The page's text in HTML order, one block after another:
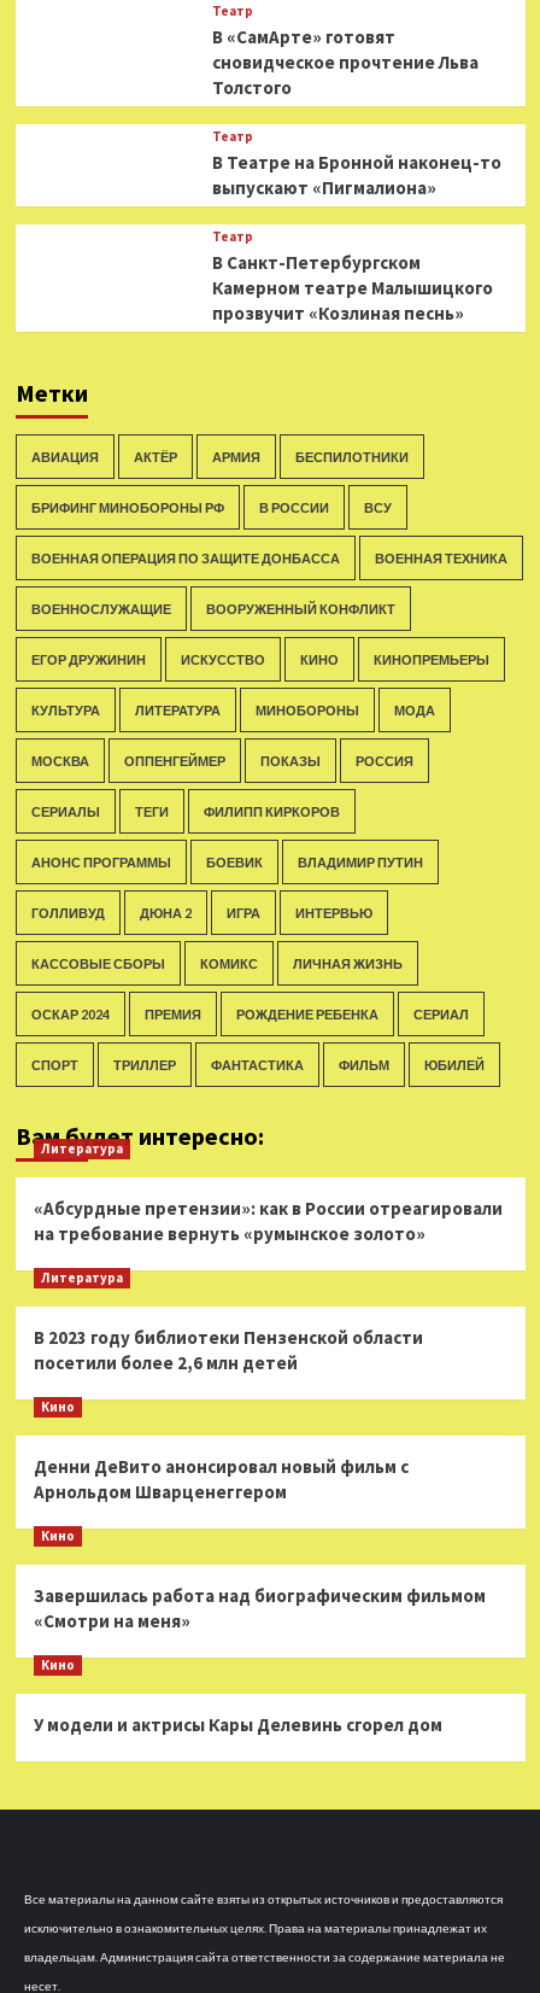
Театр
В «СамАрте» готовят
сновидческое прочтение Льва
Толстого
Театр
В Театре на Бронной наконец-то
выпускают «Пигмалиона»
Театр
В Санкт-Петербургском
Камерном театре Малышицкого
прозвучит «Козлиная песнь»
Метки
АВИАЦИЯ АКТЁР АРМИЯ БЕСПИЛОТНИКИ
БРИФИНГ МИНОБОРОНЫ РФ В РОССИИ ВСУ
ВОЕННАЯ ОПЕРАЦИЯ ПО ЗАЩИТЕ ДОНБАССА ВОЕННАЯ ТЕХНИКА
ВОЕННОСЛУЖАЩИЕ ВООРУЖЕННЫЙ КОНФЛИКТ
ЕГОР ДРУЖИНИН ИСКУССТВО КИНО КИНОПРЕМЬЕРЫ
КУЛЬТУРА ЛИТЕРАТУРА МИНОБОРОНЫ МОДА
МОСКВА ОППЕНГЕЙМЕР ПОКАЗЫ РОССИЯ
СЕРИАЛЫ ТЕГИ ФИЛИПП КИРКОРОВ
АНОНС ПРОГРАММЫ БОЕВИК ВЛАДИМИР ПУТИН
ГОЛЛИВУД ДЮНА 2 ИГРА ИНТЕРВЬЮ
КАССОВЫЕ СБОРЫ КОМИКС ЛИЧНАЯ ЖИЗНЬ
ОСКАР 2024 ПРЕМИЯ РОЖДЕНИЕ РЕБЕНКА СЕРИАЛ
СПОРТ ТРИЛЛЕР ФАНТАСТИКА ФИЛЬМ ЮБИЛЕЙ
Вам будет интересно:
Литература
«Абсурдные претензии»: как в России отреагировали
на требование вернуть «румынское золото»
Литература
В 2023 году библиотеки Пензенской области
посетили более 2,6 млн детей
Кино
Денни ДеВито анонсировал новый фильм с
Арнольдом Шварценеггером
Кино
Завершилась работа над биографическим фильмом
«Смотри на меня»
Кино
У модели и актрисы Кары Делевинь сгорел дом
Все материалы на данном сайте взяты из открытых источников и предоставляются
исключительно в ознакомительных целях. Права на материалы принадлежат их
владельцам. Администрация сайта ответственности за содержание материала не
несет.